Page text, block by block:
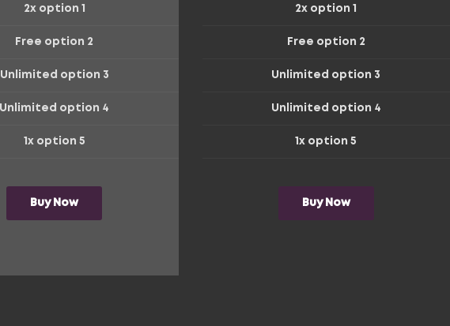
2x option 1
Free option 2
Unlimited option 3
Unlimited option 4
1x option 5
Buy Now
2x option 1
Free option 2
Unlimited option 3
Unlimited option 4
1x option 5
Buy Now